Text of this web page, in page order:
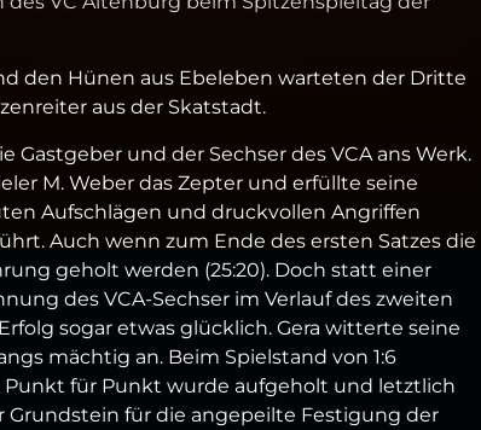
den Hünen aus Ebeleben warteten der Dritte
aus der Skatstadt.
und der Sechser des VCA ans Werk.
M. Weber das Zepter und erfüllte seine
Aufschlägen und druckvollen Angriffen
Auch wenn zum Ende des ersten Satzes die
geholt werden (25:20). Doch statt einer
des VCA-Sechser im Verlauf des zweiten
sogar etwas glücklich. Gera witterte seine
mächtig an. Beim Spielstand von 1:6
Punkt für Punkt wurde aufgeholt und letztlich
Grundstein für die angepeilte Festigung der